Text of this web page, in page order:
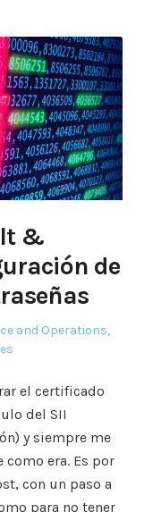
&
de
and Operations,
el certificado
del SII
y siempre me
como era. Es por
con un paso a
para no tener